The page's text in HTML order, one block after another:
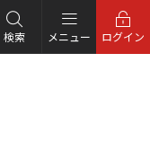
検索 メニュー ログイン